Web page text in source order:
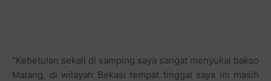
"Kebetulan sekali di samping saya sangat menyukai bakso
Malang, di wilayah Bekasi tempat tinggal saya ini masih